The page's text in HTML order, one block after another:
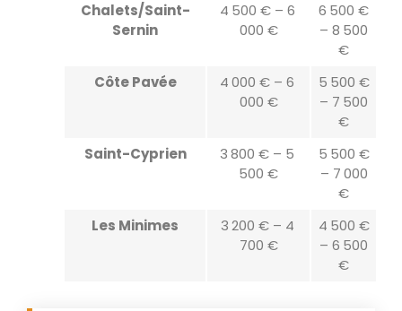
Chalets/Saint-
Sernin
4 500 € – 6
000 €
6 500 €
– 8 500
€
Côte Pavée
4 000 € – 6
000 €
5 500 €
– 7 500
€
Saint-Cyprien
3 800 € – 5
500 €
5 500 €
– 7 000
€
Les Minimes
3 200 € – 4
700 €
4 500 €
– 6 500
€